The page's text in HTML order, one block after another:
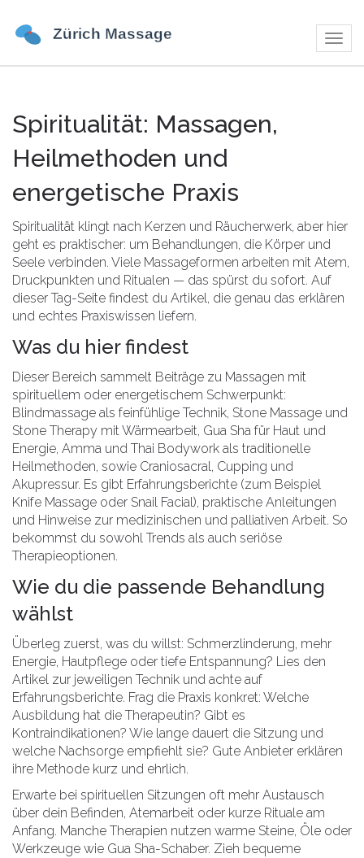
Spiritualität: Massagen,
Heilmethoden und
energetische Praxis
Spiritualität klingt nach Kerzen und Räucherwerk, aber hier
geht es praktischer: um Behandlungen, die Körper und
Seele verbinden. Viele Massageformen arbeiten mit Atem,
Druckpunkten und Ritualen — das spürst du sofort. Auf
dieser Tag-Seite findest du Artikel, die genau das erklären
und echtes Praxiswissen liefern.
Was du hier findest
Dieser Bereich sammelt Beiträge zu Massagen mit
spirituellem oder energetischem Schwerpunkt:
Blindmassage als feinfühlige Technik, Stone Massage und
Stone Therapy mit Wärmearbeit, Gua Sha für Haut und
Energie, Amma und Thai Bodywork als traditionelle
Heilmethoden, sowie Craniosacral, Cupping und
Akupressur. Es gibt Erfahrungsberichte (zum Beispiel
Knife Massage oder Snail Facial), praktische Anleitungen
und Hinweise zur medizinischen und palliativen Arbeit. So
bekommst du sowohl Trends als auch seriöse
Therapieoptionen.
Wie du die passende Behandlung
wählst
Überleg zuerst, was du willst: Schmerzlinderung, mehr
Energie, Hautpflege oder tiefe Entspannung? Lies den
Artikel zur jeweiligen Technik und achte auf
Erfahrungsberichte. Frag die Praxis konkret: Welche
Ausbildung hat die Therapeutin? Gibt es
Kontraindikationen? Wie lange dauert die Sitzung und
welche Nachsorge empfiehlt sie? Gute Anbieter erklären
ihre Methode kurz und ehrlich.
Erwarte bei spirituellen Sitzungen oft mehr Austausch
über dein Befinden, Atemarbeit oder kurze Rituale am
Anfang. Manche Therapien nutzen warme Steine, Öle oder
Werkzeuge wie Gua Sha-Schaber. Zieh bequeme